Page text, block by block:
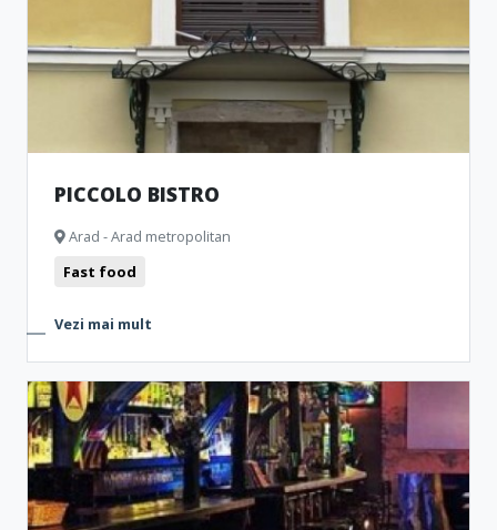
PICCOLO BISTRO
Arad - Arad metropolitan
Fast food
Vezi mai mult